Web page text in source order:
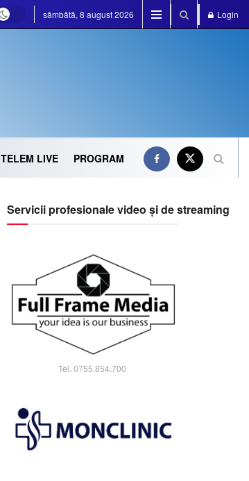
sâmbătă, 8 august 2026 Login
TELEM LIVE PROGRAM
Servicii profesionale video și de streaming
Tel. 0755.854.700